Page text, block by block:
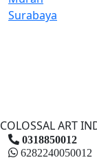
COLOSSAL ART
0318850012
6282240050012